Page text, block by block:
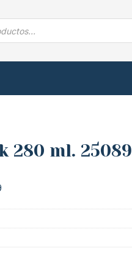
280 ml. 25089